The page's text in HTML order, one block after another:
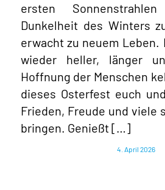
ersten
Dunkelheit des Winters
erwacht zu neuem Leben.
wieder heller, länger
Hoffnung der Menschen
dieses Osterfest euch
Frieden, Freude und viele
bringen. Genießt […]
4. April 2026